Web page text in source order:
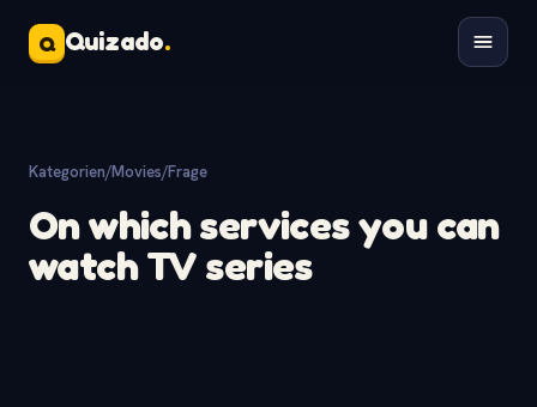
Q Quizado.
Kategorien/Movies/Frage
On which services you can
watch TV series